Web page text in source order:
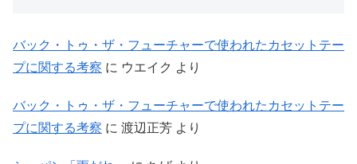
バック・トゥ・ザ・フューチャーで使われたカセットテー
プに関する考察 に ウエイク より
バック・トゥ・ザ・フューチャーで使われたカセットテー
プに関する考察 に 渡辺正芳 より